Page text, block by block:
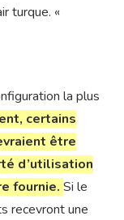
turque. «
la plus
certains
être
d’utilisation
fournie. Si le
recevront une